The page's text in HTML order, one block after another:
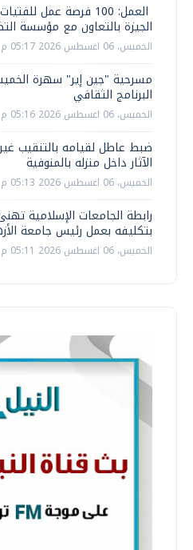
العمل: 100 فرصة عمل
الجيزة بالتعاون مع مؤسسة
الخميس، 06 اغسطس 2026 05:17 م
مسرحية "جين إير" سهرة
البرنامج الثقافي
الخميس، 06 اغسطس 2026 05:16 م
ضبط عاطل لقيامه بالتنقيب
الآثار داخل منزله بالمنوفية
الخميس، 06 اغسطس 2026 05:13 م
رابطة الجامعات الإسلامية
بتكليفه بعمل رئيس جامعة
الخميس، 06 اغسطس 2026 05:11 م